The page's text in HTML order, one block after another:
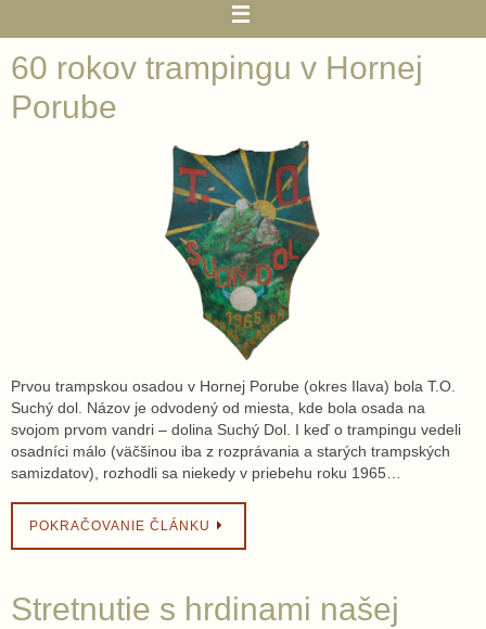
60 rokov trampingu v Hornej
Porube
Prvou trampskou osadou v Hornej Porube (okres Ilava) bola T.O.
Suchý dol. Názov je odvodený od miesta, kde bola osada na
svojom prvom vandri – dolina Suchý Dol. I keď o trampingu vedeli
osadníci málo (väčšinou iba z rozprávania a starých trampských
samizdatov), rozhodli sa niekedy v priebehu roku 1965…
POKRAČOVANIE ČLÁNKU
Stretnutie s hrdinami našej